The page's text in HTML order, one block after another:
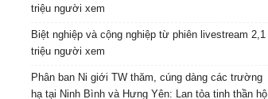
triệu người xem
Biệt nghiệp và cộng nghiệp từ phiên livestream 2,1
triệu người xem
Phân ban Ni giới TW thăm, cúng dàng các trường
hạ tại Ninh Bình và Hưng Yên: Lan tỏa tinh thần hộ